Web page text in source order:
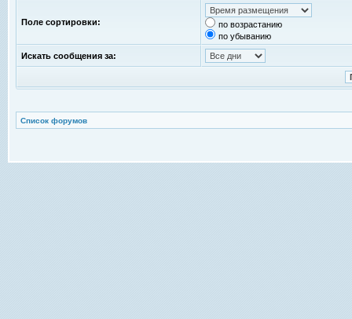
Поле сортировки:
по возрастанию
по убыванию
Искать сообщения за:
Список форумов